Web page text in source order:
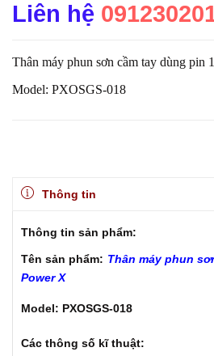
Liên hệ
Thân máy phun sơn cầm tay dùng pin
Model: PXOSGS-018
Thông tin
Thông tin sản phẩm:
Tên sản phẩm: Thân máy phun
Power X
Model: PXOSGS-018
Các thông số kĩ thuật: